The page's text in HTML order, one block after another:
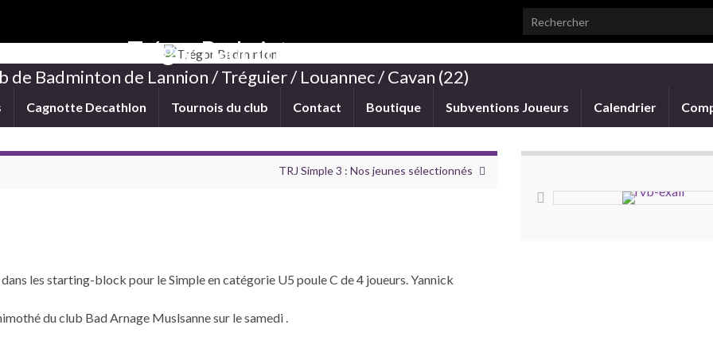
Search for:
Trégor Badminton
de Badminton de Lannion / Tréguier / Louannec / Cavan (22)
Cagnotte Decathlon Tournois du club Contact Boutique Subventions Joueurs Calendrier
TRJ Simple 3 : Nos jeunes sélectionnés
les starting-block pour le Simple en catégorie U5 poule C de 4 joueurs. Yannick
du club Bad Arnage Muslsanne sur le samedi .